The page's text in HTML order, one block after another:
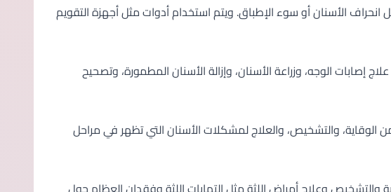
الأسنان أو سوء الإطباق. ويتم استخدام أدوات مثل أجهزة التقويم
إصابات الوجه، وزراعة الأسنان، وإزالة الأسنان المطمورة، وتصحيح
الوقاية، والتشخيص، والعلاج لمشكلات الأسنان التي تظهر في مراحل